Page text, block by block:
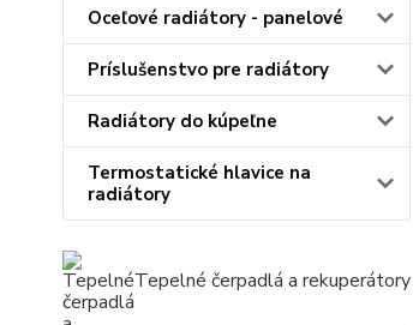
Oceľové radiátory - panelové
Príslušenstvo pre radiátory
Radiátory do kúpeľne
Termostatické hlavice na
radiátory
Tepelné čerpadlá a rekuperátory